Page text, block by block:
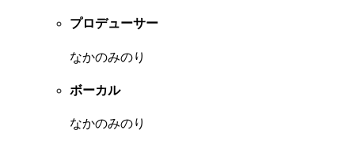
プロデューサー
なかのみのり
ボーカル
なかのみのり